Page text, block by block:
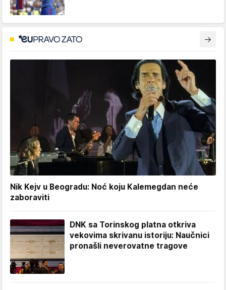
Nik Kejv u Beogradu: Noć koju Kalemegdan neće
zaboraviti
DNK sa Torinskog platna otkriva
vekovima skrivanu istoriju: Naučnici
pronašli neverovatne tragove